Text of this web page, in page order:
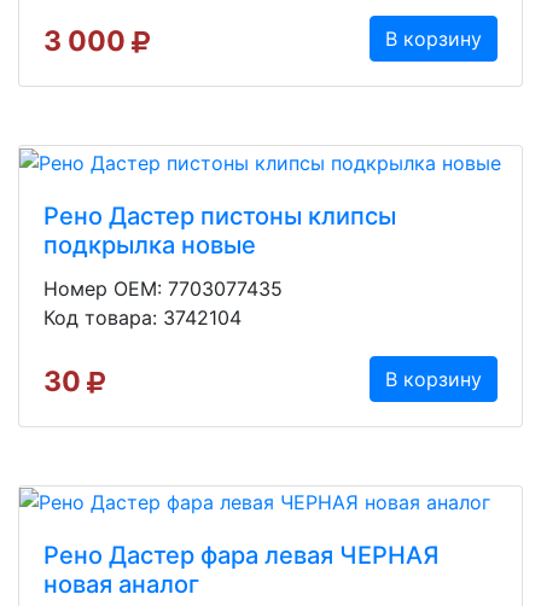
3 000 В корзину
Рено Дастер пистоны клипсы
подкрылка новые
Номер OEM: 7703077435
Код товара: 3742104
30 В корзину
Рено Дастер фара левая ЧЕРНАЯ
новая аналог